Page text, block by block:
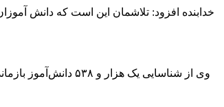
خدابنده افزود: تلاشمان این است که دانش